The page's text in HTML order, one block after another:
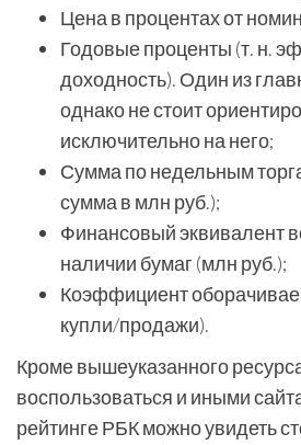
Цена в процентах от
Годовые проценты (т. н.
доходность). Один из
однако не стоит
исключительно на него;
Сумма по недельным
сумма в млн руб.);
Финансовый эквивалент
наличии бумаг (млн руб.);
Коэффициент
купли/продажи).
Кроме вышеуказанного
воспользоваться и иными
рейтинге РБК можно увидеть